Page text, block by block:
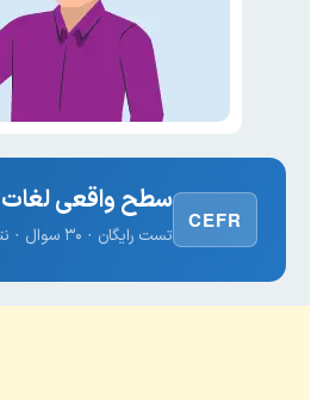
CEFR
سطح واقعی لغات
تست رایگان · ۳۰ سوال · نتیجه فوری